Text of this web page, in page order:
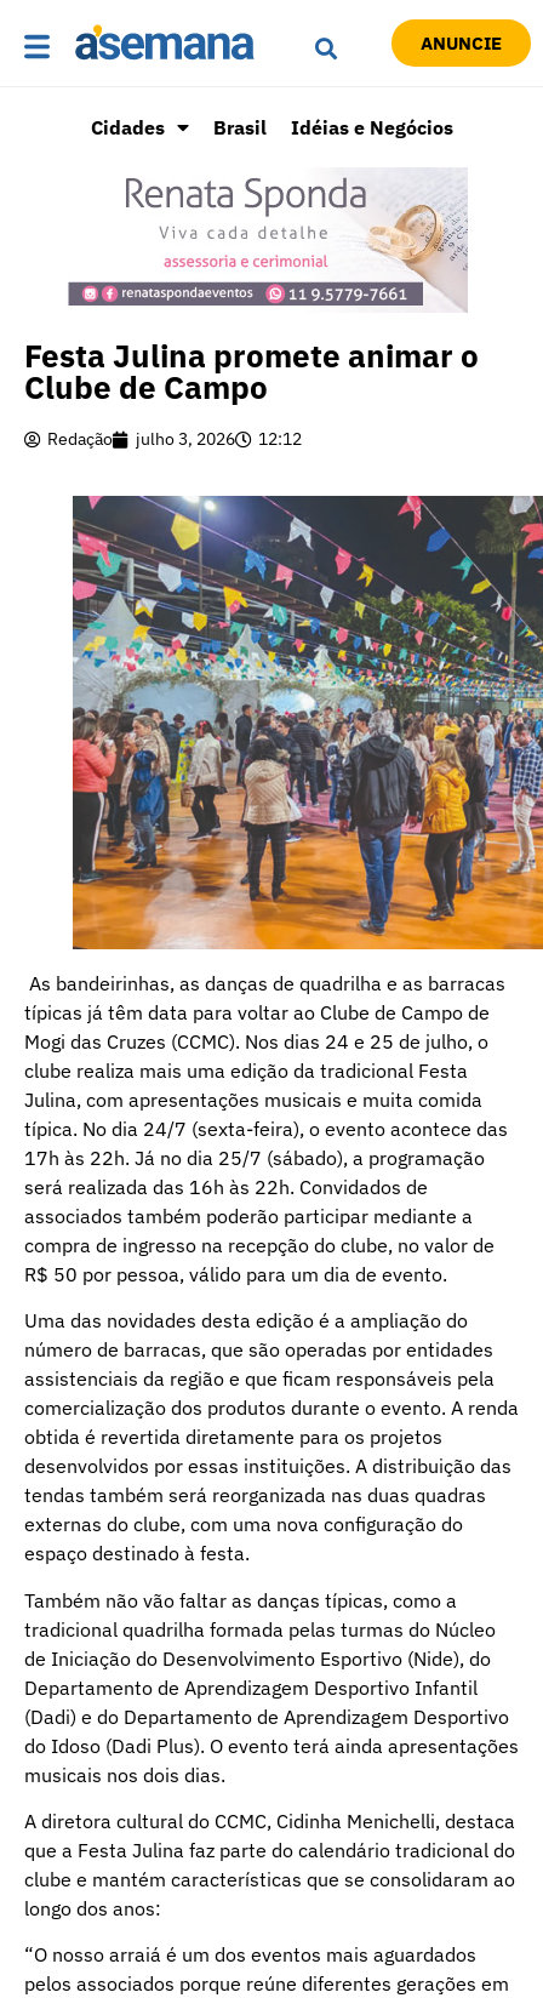
ANUNCIE
Cidades Brasil Idéias e Negócios
Festa Julina promete animar o
Clube de Campo
Redação julho 3, 2026 12:12
As bandeirinhas, as danças de quadrilha e as barracas
típicas já têm data para voltar ao Clube de Campo de
Mogi das Cruzes (CCMC). Nos dias 24 e 25 de julho, o
clube realiza mais uma edição da tradicional Festa
Julina, com apresentações musicais e muita comida
típica. No dia 24/7 (sexta-feira), o evento acontece das
17h às 22h. Já no dia 25/7 (sábado), a programação
será realizada das 16h às 22h. Convidados de
associados também poderão participar mediante a
compra de ingresso na recepção do clube, no valor de
R$ 50 por pessoa, válido para um dia de evento.
Uma das novidades desta edição é a ampliação do
número de barracas, que são operadas por entidades
assistenciais da região e que ficam responsáveis pela
comercialização dos produtos durante o evento. A renda
obtida é revertida diretamente para os projetos
desenvolvidos por essas instituições. A distribuição das
tendas também será reorganizada nas duas quadras
externas do clube, com uma nova configuração do
espaço destinado à festa.
Também não vão faltar as danças típicas, como a
tradicional quadrilha formada pelas turmas do Núcleo
de Iniciação do Desenvolvimento Esportivo (Nide), do
Departamento de Aprendizagem Desportivo Infantil
(Dadi) e do Departamento de Aprendizagem Desportivo
do Idoso (Dadi Plus). O evento terá ainda apresentações
musicais nos dois dias.
A diretora cultural do CCMC, Cidinha Menichelli, destaca
que a Festa Julina faz parte do calendário tradicional do
clube e mantém características que se consolidaram ao
longo dos anos:
“O nosso arraiá é um dos eventos mais aguardados
pelos associados porque reúne diferentes gerações em